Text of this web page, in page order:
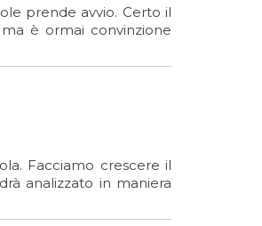
prende avvio. Certo il
è ormai convinzione
Facciamo crescere il
analizzato in maniera